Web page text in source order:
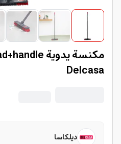
Delcasa
ديلكاسا